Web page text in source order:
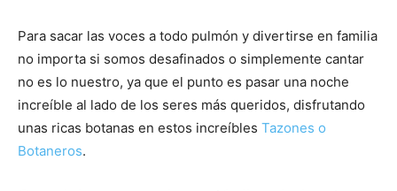
Para sacar las voces a todo pulmón y divertirse en familia
no importa si somos desafinados o simplemente cantar
no es lo nuestro, ya que el punto es pasar una noche
increíble al lado de los seres más queridos, disfrutando
unas ricas botanas en estos increíbles Tazones o
Botaneros.